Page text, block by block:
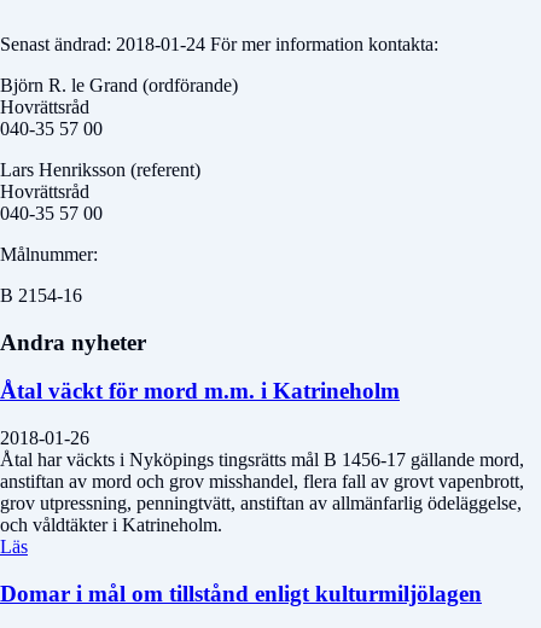
Senast ändrad: 2018-01-24 För mer information kontakta:
Björn R. le Grand (ordförande)
Hovrättsråd
040-35 57 00
Lars Henriksson (referent)
Hovrättsråd
040-35 57 00
Målnummer:
B 2154-16
Andra nyheter
Åtal väckt för mord m.m. i Katrineholm
2018-01-26
Åtal har väckts i Nyköpings tingsrätts mål B 1456-17 gällande mord,
anstiftan av mord och grov misshandel, flera fall av grovt vapenbrott,
grov utpressning, penningtvätt, anstiftan av allmänfarlig ödeläggelse,
och våldtäkter i Katrineholm.
Läs
Domar i mål om tillstånd enligt kulturmiljölagen